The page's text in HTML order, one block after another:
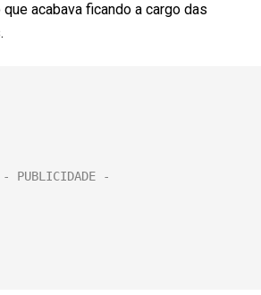
acabava ficando a cargo das